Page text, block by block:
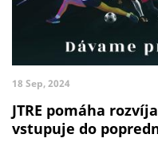
18 Sep, 2024
JTRE pomáha
vstupuje do